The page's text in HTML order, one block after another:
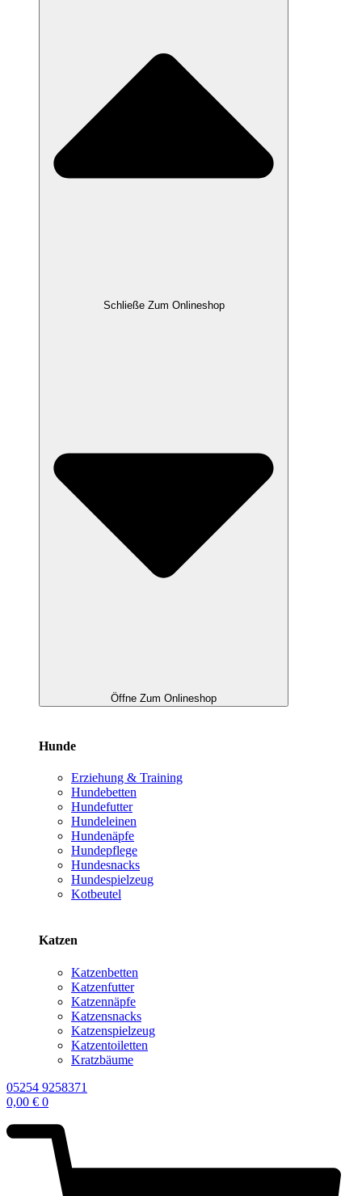
Schließe Zum Onlineshop
Öffne Zum Onlineshop
Hunde
Erziehung & Training
Hundebetten
Hundefutter
Hundeleinen
Hundenäpfe
Hundepflege
Hundesnacks
Hundespielzeug
Kotbeutel
Katzen
Katzenbetten
Katzenfutter
Katzennäpfe
Katzensnacks
Katzenspielzeug
Katzentoiletten
Kratzbäume
05254 9258371
0,00 € 0